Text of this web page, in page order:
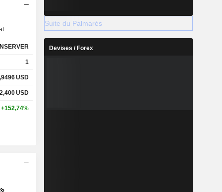
1
USD
2,400USD
+152,74%
Suite du Palmarès
Devises / Forex